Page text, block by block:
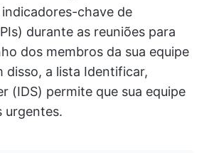
chave de
durante as reuniões para
dos membros da sua equipe
disso, a lista Identificar,
(IDS) permite que sua equipe
urgentes.